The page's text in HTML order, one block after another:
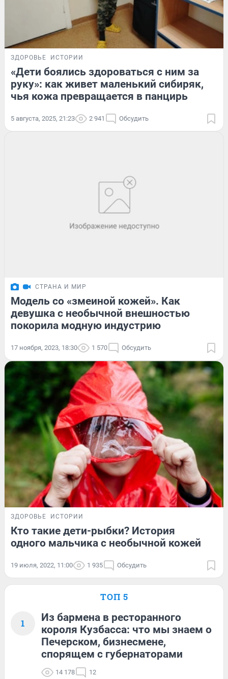
ЗДОРОВЬЕ ИСТОРИИ
«Дети боялись здороваться с ним за
руку»: как живет маленький сибиряк,
чья кожа превращается в панцирь
5 августа, 2025, 21:23 2 941 Обсудить
СТРАНА И МИР
Модель со «змеиной кожей». Как
девушка с необычной внешностью
покорила модную индустрию
17 ноября, 2023, 18:30 1 570 Обсудить
ЗДОРОВЬЕ ИСТОРИИ
Кто такие дети-рыбки? История
одного мальчика с необычной кожей
19 июля, 2022, 11:00 1 935 Обсудить
ТОП 5
1
Из бармена в ресторанного
короля Кузбасса: что мы знаем о
Печерском, бизнесмене,
спорящем с губернаторами
14 178 12